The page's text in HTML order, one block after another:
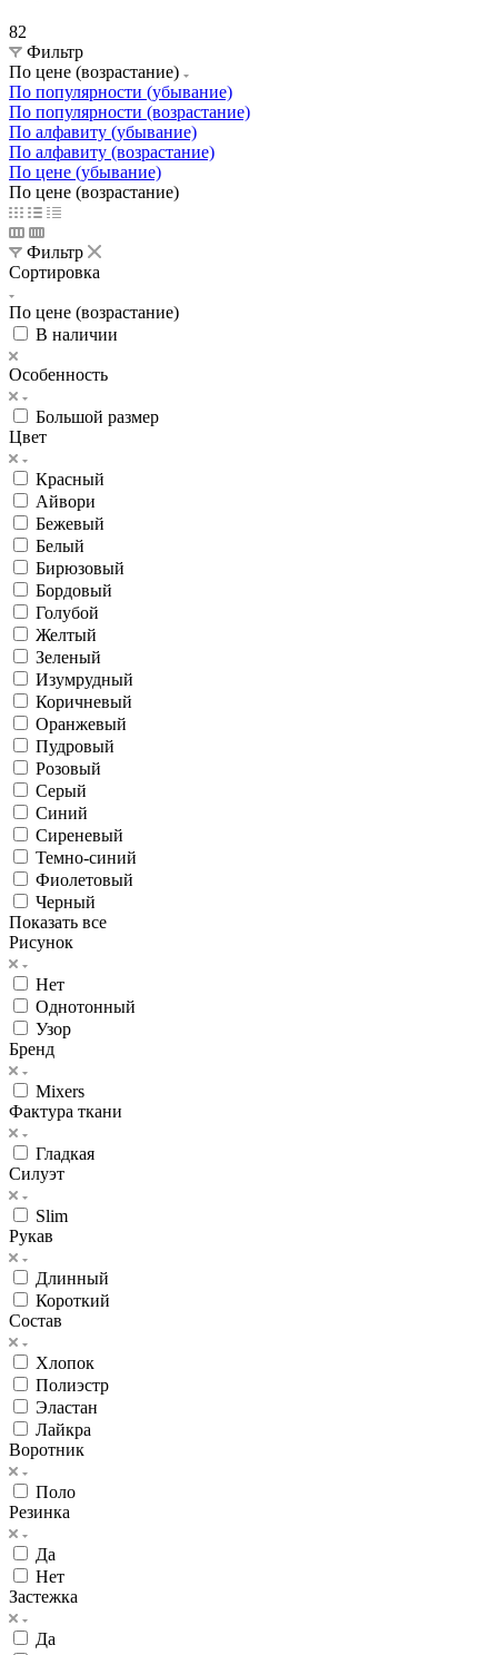
82
Фильтр
По цене (возрастание)
По популярности (убывание)
По популярности (возрастание)
По алфавиту (убывание)
По алфавиту (возрастание)
По цене (убывание)
По цене (возрастание)
Фильтр
Сортировка
По цене (возрастание)
В наличии
Особенность
Большой размер
Цвет
Красный
Айвори
Бежевый
Белый
Бирюзовый
Бордовый
Голубой
Желтый
Зеленый
Изумрудный
Коричневый
Оранжевый
Пудровый
Розовый
Серый
Синий
Сиреневый
Темно-синий
Фиолетовый
Черный
Показать все
Рисунок
Нет
Однотонный
Узор
Бренд
Mixers
Фактура ткани
Гладкая
Силуэт
Slim
Рукав
Длинный
Короткий
Состав
Хлопок
Полиэстр
Эластан
Лайкра
Воротник
Поло
Резинка
Да
Нет
Застежка
Да